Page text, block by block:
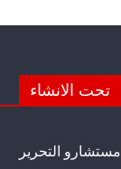
تحت الانشاء
مستشارو التحرير